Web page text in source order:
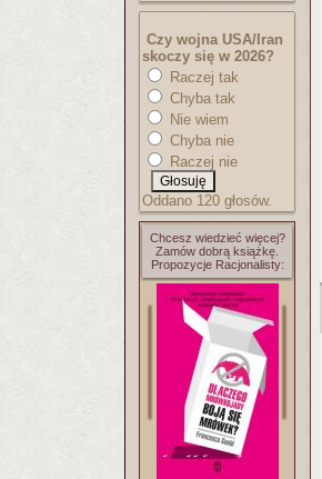
Czy wojna USA/Iran
skoczy się w 2026?
Raczej tak
Chyba tak
Nie wiem
Chyba nie
Raczej nie
Oddano 120 głosów.
Chcesz wiedzieć więcej?
Zamów dobrą książkę.
Propozycje Racjonalisty: